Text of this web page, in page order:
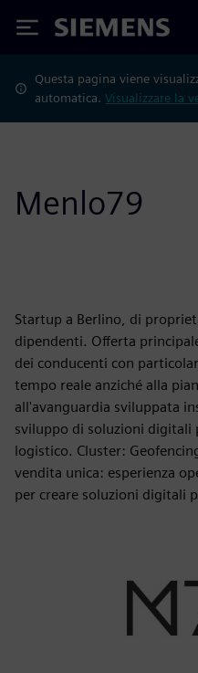
Siemens
Questa pagina viene
automatica.Visualizzare la
Menlo79
Startup a Berlino, di
dipendenti. Offerta
dei conducenti con
tempo reale anziché alla
all'avanguardia sviluppata
sviluppo di soluzioni
logistico. Cluster:
vendita unica: esperienza
per creare soluzioni digitali